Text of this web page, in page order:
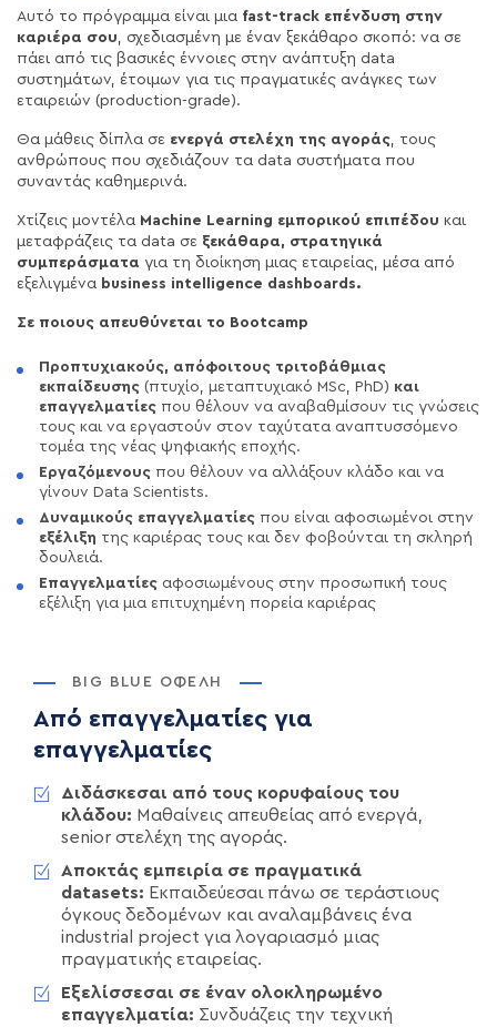
Αυτό το πρόγραμμα είναι μια fast-track επένδυση στην
καριέρα σου, σχεδιασμένη με έναν ξεκάθαρο σκοπό: να σε
πάει από τις βασικές έννοιες στην ανάπτυξη data
συστημάτων, έτοιμων για τις πραγματικές ανάγκες των
εταιρειών (production-grade).
Θα μάθεις δίπλα σε ενεργά στελέχη της αγοράς, τους
ανθρώπους που σχεδιάζουν τα data συστήματα που
συναντάς καθημερινά.
Χτίζεις μοντέλα Machine Learning εμπορικού επιπέδου και
μεταφράζεις τα data σε ξεκάθαρα, στρατηγικά
συμπεράσματα για τη διοίκηση μιας εταιρείας, μέσα από
εξελιγμένα business intelligence dashboards.
Σε ποιους απευθύνεται το Bootcamp
Προπτυχιακούς, απόφοιτους τριτοβάθμιας
εκπαίδευσης (πτυχίο, μεταπτυχιακό MSc, PhD) και
επαγγελματίες που θέλουν να αναβαθμίσουν τις γνώσεις
τους και να εργαστούν στον ταχύτατα αναπτυσσόμενο
τομέα της νέας ψηφιακής εποχής.
Εργαζόμενους που θέλουν να αλλάξουν κλάδο και να
γίνουν Data Scientists.
Δυναμικούς επαγγελματίες που είναι αφοσιωμένοι στην
εξέλιξη της καριέρας τους και δεν φοβούνται τη σκληρή
δουλειά.
Επαγγελματίες αφοσιωμένους στην προσωπική τους
εξέλιξη για μια επιτυχημένη πορεία καριέρας
BIG BLUE ΟΦΈΛΗ
Από επαγγελματίες για
επαγγελματίες
Διδάσκεσαι από τους κορυφαίους του
κλάδου: Μαθαίνεις απευθείας από ενεργά,
senior στελέχη της αγοράς.
Αποκτάς εμπειρία σε πραγματικά
datasets: Εκπαιδεύεσαι πάνω σε τεράστιους
όγκους δεδομένων και αναλαμβάνεις ένα
industrial project για λογαριασμό μιας
πραγματικής εταιρείας.
Εξελίσσεσαι σε έναν ολοκληρωμένο
επαγγελματία: Συνδυάζεις την τεχνική